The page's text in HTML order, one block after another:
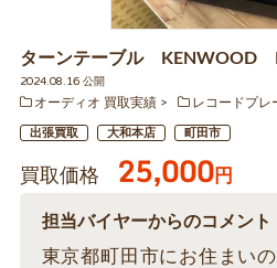
ターンテーブル KENWOOD
2024.08.16 公開
オーディオ 買取実績
レコードプレ
出張買取 大和本店 町田市
買取価格 25,000円
担当バイヤーからのコメント
東京都町田市にお住まい